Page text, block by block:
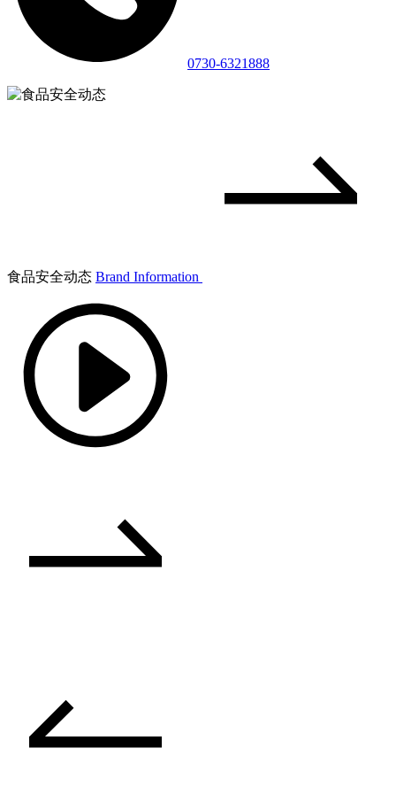
0730-6321888
食品安全动态 Brand Information